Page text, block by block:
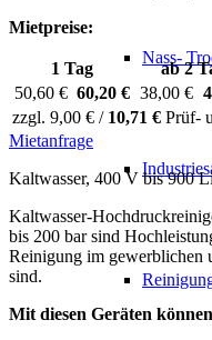
Nass-
Mietpreise:
1 Tag ab 2
50,60 € 60,20 € 38,00 €
zzgl. 9,00 € / 10,71 € Prüf-
Mietanfrage
Kaltwasser, 400 V bis 900
Kaltwasser-
bis 200 bar sind
Reinigung im gewerblichen
sind.
Mit diesen Geräten